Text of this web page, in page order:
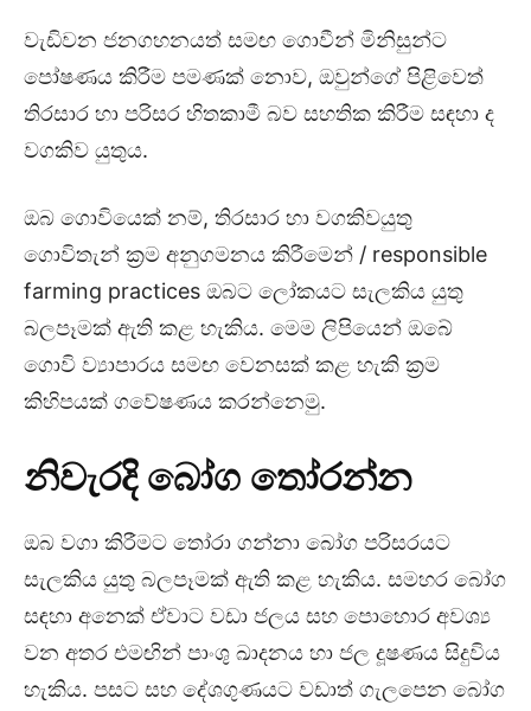
වැඩිවන ජනගහනයත් සමඟ ගොවීන් මිනිසුන්ට
පෝෂණය කිරීම පමණක් නොව, ඔවුන්ගේ පිළිවෙත්
තිරසාර හා පරිසර හිතකාමී බව සහතික කිරීම සඳහා ද
වගකිව යුතුය.
ඔබ ගොවියෙක් නම්, තිරසාර හා වගකිවයුතු
ගොවිතැන් ක්‍රම අනුගමනය කිරීමෙන් / responsible
farming practices ඔබට ලෝකයට සැලකිය යුතු
බලපෑමක් ඇති කළ හැකිය. මෙම ලිපියෙන් ඔබේ
ගොවි ව්‍යාපාරය සමඟ වෙනසක් කළ හැකි ක්‍රම
කිහිපයක් ගවේෂණය කරන්නෙමු.
නිවැරදි බෝග තෝරන්න
ඔබ වගා කිරීමට තෝරා ගන්නා බෝග පරිසරයට
සැලකිය යුතු බලපෑමක් ඇති කළ හැකිය. සමහර බෝග
සඳහා අනෙක් ඒවාට වඩා ජලය සහ පොහොර අවශ්‍ය
වන අතර එමඟින් පාංශු ඛාදනය හා ජල දූෂණය සිදුවිය
හැකිය. පසට සහ දේශගුණයට වඩාත් ගැලපෙන බෝග